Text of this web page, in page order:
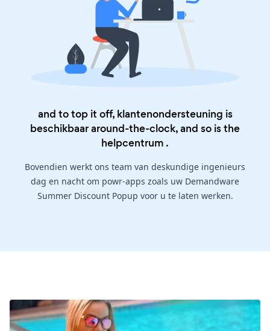
and to top it off, klantenondersteuning is
beschikbaar around-the-clock, and so is the
helpcentrum .
Bovendien werkt ons team van deskundige ingenieurs
dag en nacht om powr-apps zoals uw Demandware
Summer Discount Popup voor u te laten werken.